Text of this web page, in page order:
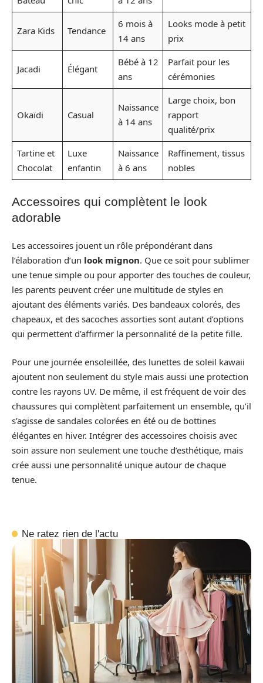
Zara Kids Tendance
6 mois à
14 ans
Looks mode à petit
prix
Jacadi Élégant
Bébé à 12
ans
Parfait pour les
cérémonies
Okaïdi Casual
Naissance
à 14 ans
Large choix, bon
rapport
qualité/prix
Tartine et
Chocolat
Luxe
enfantin
Naissance
à 6 ans
Raffinement, tissus
nobles
Accessoires qui complètent le look
adorable
Les accessoires jouent un rôle prépondérant dans
l’élaboration d’un look mignon. Que ce soit pour sublimer
une tenue simple ou pour apporter des touches de couleur,
les parents peuvent créer une multitude de styles en
ajoutant des éléments variés. Des bandeaux colorés, des
chapeaux, et des sacoches assorties sont autant d’options
qui permettent d’affirmer la personnalité de la petite fille.
Pour une journée ensoleillée, des lunettes de soleil kawaii
ajoutent non seulement du style mais aussi une protection
contre les rayons UV. De même, il est fréquent de voir des
chaussures qui complètent parfaitement un ensemble, qu’il
s’agisse de sandales colorées en été ou de bottines
élégantes en hiver. Intégrer des accessoires choisis avec
soin assure non seulement une touche d’esthétique, mais
crée aussi une personnalité unique autour de chaque
tenue.
Ne ratez rien de l'actu